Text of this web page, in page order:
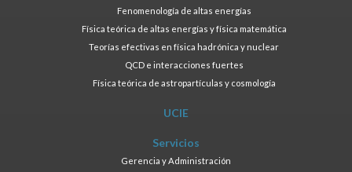
Fenomenología de altas energías
Física teórica de altas energías y física matemática
Teorías efectivas en física hadrónica y nuclear
QCD e interacciones fuertes
Física teórica de astropartículas y cosmología
UCIE
Servicios
Gerencia y Administración